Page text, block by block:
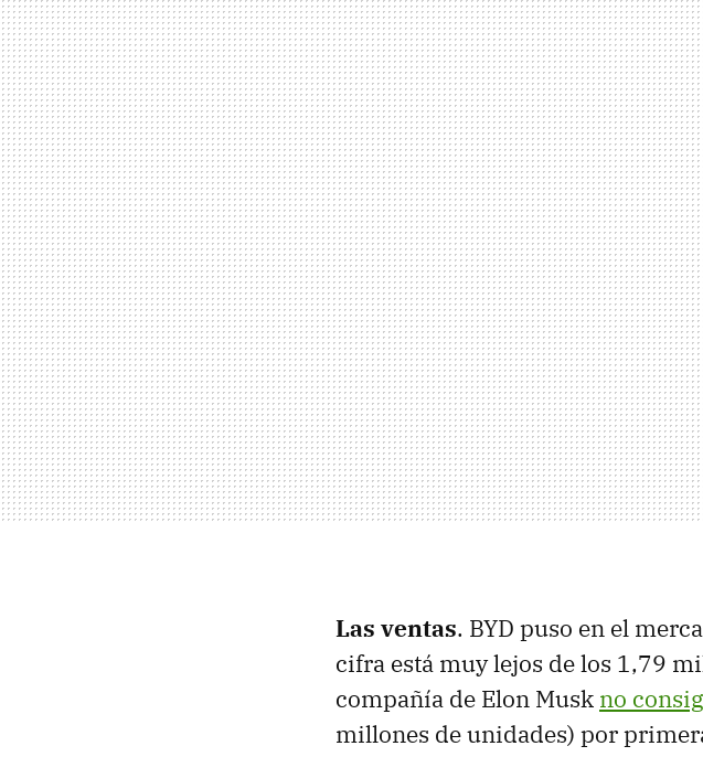
Las ventas. BYD puso en el
cifra está muy lejos de los 1,79
compañía de Elon Musk no
millones de unidades) por